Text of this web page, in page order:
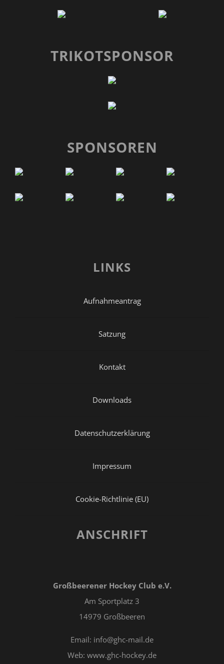
TRIKOTSPONSOR
SPONSOREN
LINKS
Aufnahmeantrag
Satzung
Kontakt
Downloads
Datenschutzerklärung
Impressum
Cookie-Richtlinie (EU)
ANSCHRIFT
Großbeerener Hockey Club e.V.
Am Sportplatz 3
14979 Großbeeren
Email: info@ghc-mail.de
Web: www.ghc-hockey.de